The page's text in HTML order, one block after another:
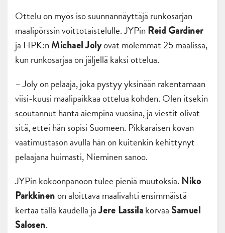
Ottelu on myös iso suunnannäyttäjä runkosarjan
maalipörssin voittotaistelulle. JYPinReid Gardiner
ja HPK:nMichael Jolyovat molemmat 25 maalissa,
kun runkosarjaa on jäljellä kaksi ottelua.
– Joly on pelaaja, joka pystyy yksinään rakentamaan
viisi-kuusi maalipaikkaa ottelua kohden. Olen itsekin
scoutannut häntä aiempina vuosina, ja viestit olivat
sitä, ettei hän sopisi Suomeen. Pikkaraisen kovan
vaatimustason avulla hän on kuitenkin kehittynyt
pelaajana huimasti, Nieminen sanoo.
JYPin kokoonpanoon tulee pieniä muutoksia. Niko
Parkkinenon aloittava maalivahti ensimmäistä
kertaa tällä kaudella jaJere Lassilakorvaa Samuel
Salosen.